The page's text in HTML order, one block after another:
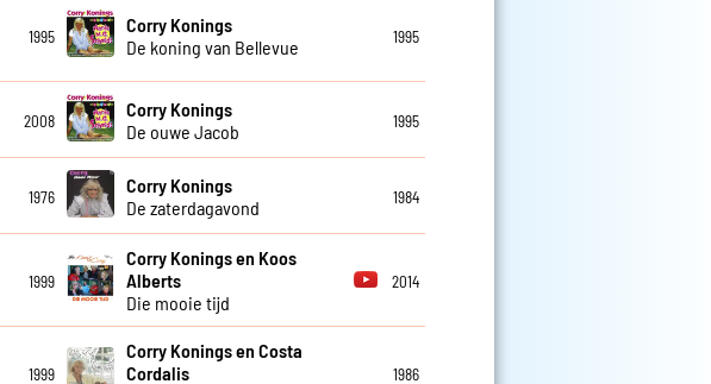
1995
Corry Konings
De koning van Bellevue
1995
2008
Corry Konings
De ouwe Jacob
1995
1976
Corry Konings
De zaterdagavond
1984
1999
Corry Konings en Koos
Alberts
Die mooie tijd
2014
1999
Corry Konings en Costa
Cordalis
1986